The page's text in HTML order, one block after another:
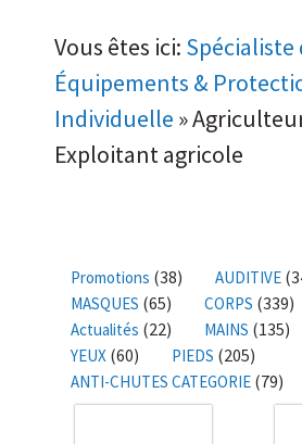
Vous êtes ici: Spécialiste
Équipements &
Individuelle »
Exploitant agricole
Promotions (38) AUDITIVE
MASQUES (65) CORPS (339)
Actualités (22) MAINS (135)
YEUX (60) PIEDS (205)
ANTI-CHUTES CATEGORIE (79)